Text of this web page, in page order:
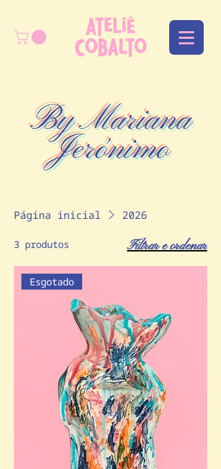
By Mariana
Jerónimo
Página inicial 2026
3 produtos Filtrar e ordenar
Esgotado